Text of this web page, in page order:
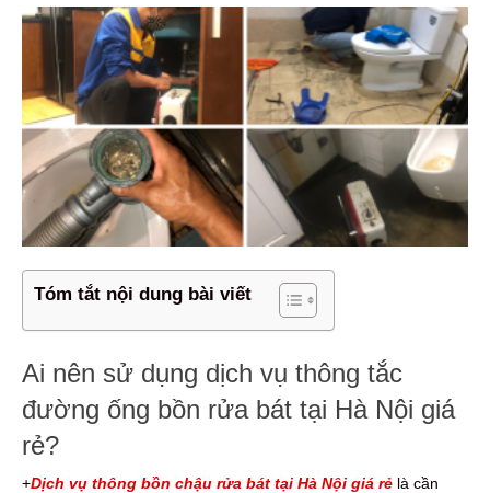
Tóm tắt nội dung bài viết
Ai nên sử dụng dịch vụ thông tắc
đường ống bồn rửa bát tại Hà Nội giá
rẻ?
+Dịch vụ thông bồn chậu rửa bát tại Hà Nội giá rẻ là cần